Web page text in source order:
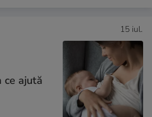
15 iul.
ce ajută